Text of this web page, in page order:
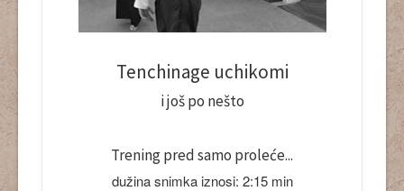
Tenchinage uchikomi
i još po nešto
Trening pred samo proleće...
dužina snimka iznosi: 2:15 min